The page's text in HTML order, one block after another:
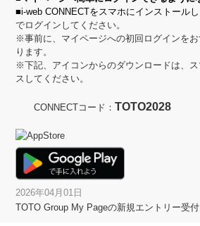
■i-web CONNECTをスマホにインストール
でログインしてください。
※事前に、マイページへの初回ログインを
ります。
※下記、アイコンからのダウンロードは、
スしてください。
CONNECTコード： TOTO2028
2026年04月01日
TOTO Group My Pageの新規エントリー受付